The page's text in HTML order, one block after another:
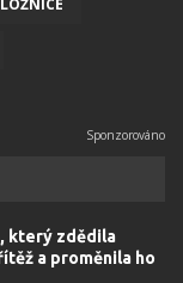
LOŽNICE
který zdědila
a proměnila ho